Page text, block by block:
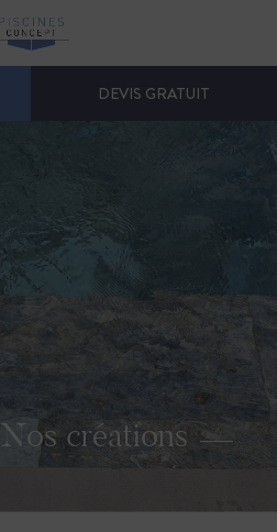
DEVIS GRATUIT
Nos créations